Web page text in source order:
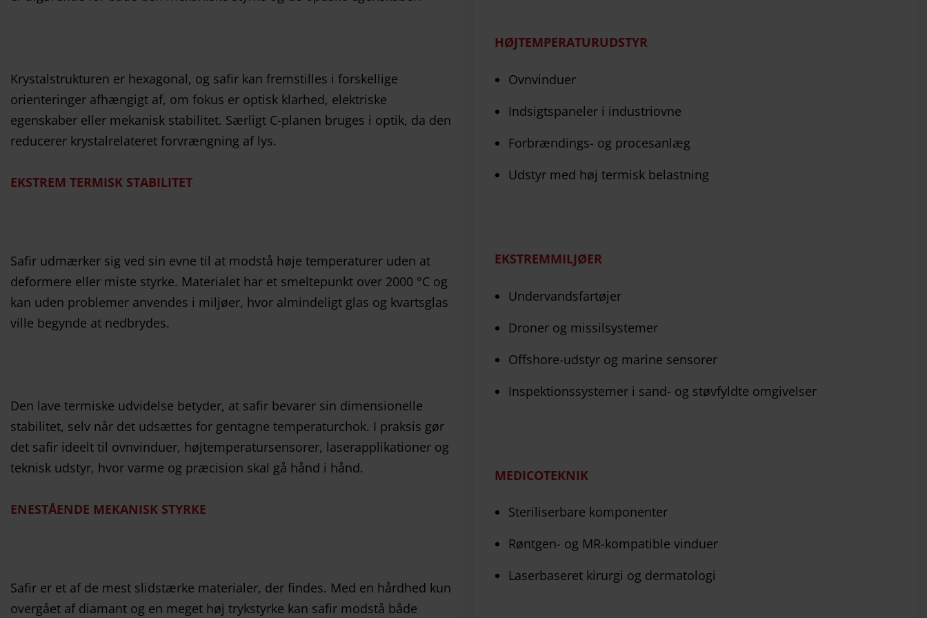
Krystalstrukturen er hexagonal, og safir kan fremstilles i forskellige
orienteringer afhængigt af, om fokus er optisk klarhed, elektriske
egenskaber eller mekanisk stabilitet. Særligt C-planen bruges i optik, da den
reducerer krystalrelateret forvrængning af lys.
EKSTREM TERMISK STABILITET
Safir udmærker sig ved sin evne til at modstå høje temperaturer uden at
deformere eller miste styrke. Materialet har et smeltepunkt over 2000 °C og
kan uden problemer anvendes i miljøer, hvor almindeligt glas og kvartsglas
ville begynde at nedbrydes.
Den lave termiske udvidelse betyder, at safir bevarer sin dimensionelle
stabilitet, selv når det udsættes for gentagne temperaturchok. I praksis gør
det safir ideelt til ovnvinduer, højtemperatursensorer, laserapplikationer og
teknisk udstyr, hvor varme og præcision skal gå hånd i hånd.
ENESTÅENDE MEKANISK STYRKE
Safir er et af de mest slidstærke materialer, der findes. Med en hårdhed kun
overgået af diamant og en meget høj trykstyrke kan safir modstå både
HØJTEMPERATURUDSTYR
Ovnvinduer
Indsigtspaneler i industriovne
Forbrændings- og procesanlæg
Udstyr med høj termisk belastning
EKSTREMMILJØER
Undervandsfartøjer
Droner og missilsystemer
Offshore-udstyr og marine sensorer
Inspektionssystemer i sand- og støvfyldte omgivelser
MEDICOTEKNIK
Steriliserbare komponenter
Røntgen- og MR-kompatible vinduer
Laserbaseret kirurgi og dermatologi